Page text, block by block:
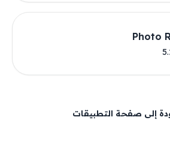
Photo
إلى صفحة التطبيقات